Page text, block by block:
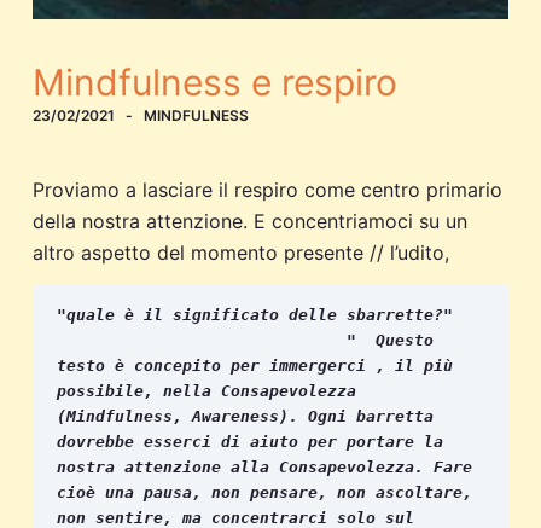
Mindfulness e respiro
23/02/2021 MINDFULNESS
Proviamo a lasciare il respiro come centro primario
della nostra attenzione. E concentriamoci su un
altro aspetto del momento presente // l’udito,
"quale è il significato delle sbarrette?"
testo è concepito per immergerci , il più
possibile, nella Consapevolezza
(Mindfulness, Awareness). Ogni barretta
dovrebbe esserci di aiuto per portare la
nostra attenzione alla Consapevolezza. Fare
cioè una pausa, non pensare, non ascoltare,
non sentire, ma concentrarci solo sul